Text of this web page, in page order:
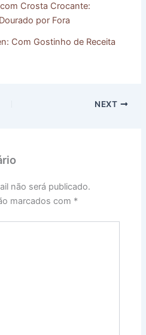
Crosta Crocante:
por Fora
Com Gostinho de Receita
NEXT
não será publicado.
marcados com *